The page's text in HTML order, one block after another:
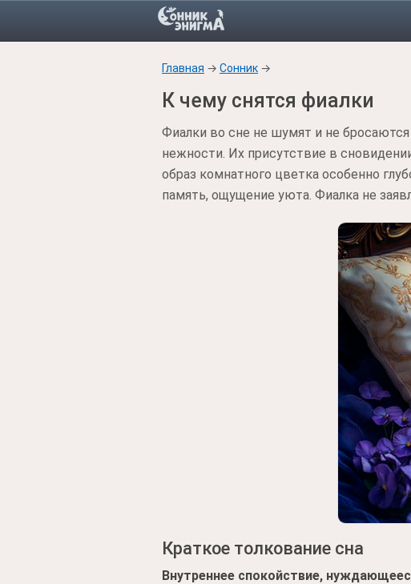
Главная → Сонник →
К чему снятся фиалки
Фиалки во сне не шумят и не бросаются
нежности. Их присутствие в
образ комнатного цветка особенно
память, ощущение уюта. Фиалка не
Краткое толкование сна
Внутреннее спокойствие,